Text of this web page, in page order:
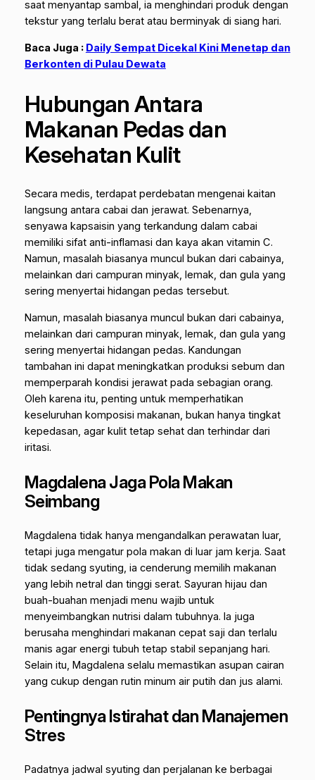
saat menyantap sambal, ia menghindari produk dengan
tekstur yang terlalu berat atau berminyak di siang hari.
Baca Juga : Daily Sempat Dicekal Kini Menetap dan
Berkonten di Pulau Dewata
Hubungan Antara
Makanan Pedas dan
Kesehatan Kulit
Secara medis, terdapat perdebatan mengenai kaitan
langsung antara cabai dan jerawat. Sebenarnya,
senyawa kapsaisin yang terkandung dalam cabai
memiliki sifat anti-inflamasi dan kaya akan vitamin C.
Namun, masalah biasanya muncul bukan dari cabainya,
melainkan dari campuran minyak, lemak, dan gula yang
sering menyertai hidangan pedas tersebut.
Namun, masalah biasanya muncul bukan dari cabainya,
melainkan dari campuran minyak, lemak, dan gula yang
sering menyertai hidangan pedas. Kandungan
tambahan ini dapat meningkatkan produksi sebum dan
memperparah kondisi jerawat pada sebagian orang.
Oleh karena itu, penting untuk memperhatikan
keseluruhan komposisi makanan, bukan hanya tingkat
kepedasan, agar kulit tetap sehat dan terhindar dari
iritasi.
Magdalena Jaga Pola Makan
Seimbang
Magdalena tidak hanya mengandalkan perawatan luar,
tetapi juga mengatur pola makan di luar jam kerja. Saat
tidak sedang syuting, ia cenderung memilih makanan
yang lebih netral dan tinggi serat. Sayuran hijau dan
buah-buahan menjadi menu wajib untuk
menyeimbangkan nutrisi dalam tubuhnya. Ia juga
berusaha menghindari makanan cepat saji dan terlalu
manis agar energi tubuh tetap stabil sepanjang hari.
Selain itu, Magdalena selalu memastikan asupan cairan
yang cukup dengan rutin minum air putih dan jus alami.
Pentingnya Istirahat dan Manajemen
Stres
Padatnya jadwal syuting dan perjalanan ke berbagai